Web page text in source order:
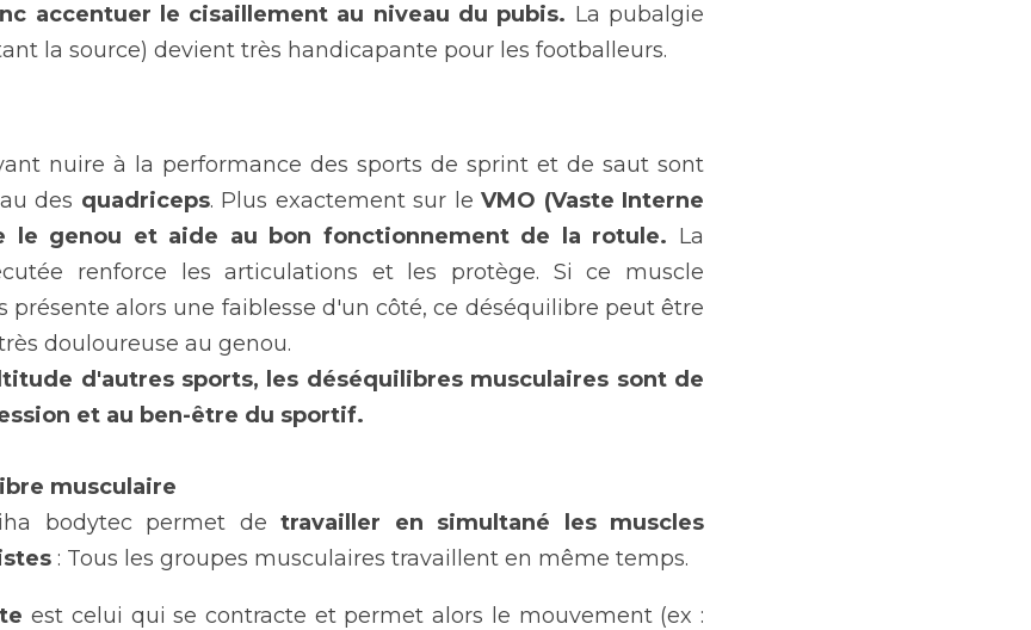
accentuer le cisaillement au niveau du pubis. La pubalgie
la source) devient très handicapante pour les footballeurs.
nuire à la performance des sports de sprint et de saut sont
des quadriceps. Plus exactement sur le VMO (Vaste Interne
le genou et aide au bon fonctionnement de la rotule. La
renforce les articulations et les protège. Si ce muscle
présente alors une faiblesse d'un côté, ce déséquilibre peut être
douloureuse au genou.
d'autres sports, les déséquilibres musculaires sont de
et au ben-être du sportif.
musculaire
bodytec permet de travailler en simultané les muscles
: Tous les groupes musculaires travaillent en même temps.
est celui qui se contracte et permet alors le mouvement (ex :